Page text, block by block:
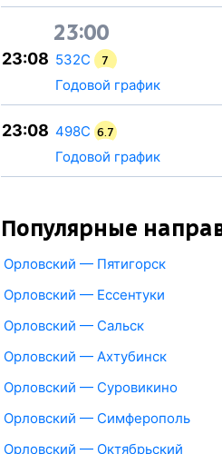
23:00
23:08 532С 7
Годовой график
23:08 498С 6.7
Годовой график
Популярные
Орловский — Пятигорск
Орловский — Ессентуки
Орловский — Сальск
Орловский — Ахтубинск
Орловский — Суровикино
Орловский — Симферополь
Орловский — Октябрьский